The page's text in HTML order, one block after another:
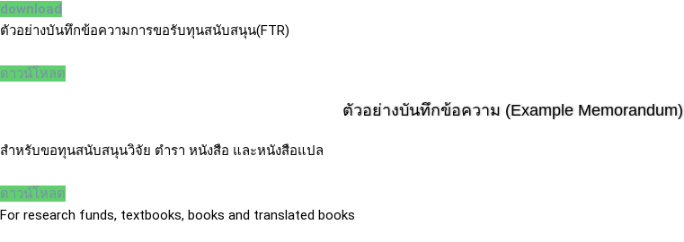
download
ตัวอย่างบันทึกข้อความการขอรับทุนสนับสนุน(FTR)
ดาวน์โหลด
ตัวอย่างบันทึกข้อความ (Example Memorandum)
สำหรับขอทุนสนับสนุนวิจัย ตำรา หนังสือ และหนังสือแปล
ดาวน์โหลด
For research funds, textbooks, books and translated books